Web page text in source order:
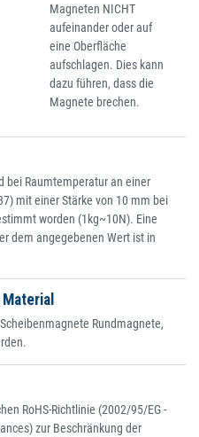
Magneten NICHT
aufeinander oder auf
eine Oberfläche
aufschlagen. Dies kann
dazu führen, dass die
Magnete brechen.
bei Raumtemperatur an einer
mit einer Stärke von 10 mm bei
worden (1kg~10N). Eine
dem angegebenen Wert ist in
Rundmagnete,
RoHS-Richtlinie (2002/95/EG -
zur Beschränkung der